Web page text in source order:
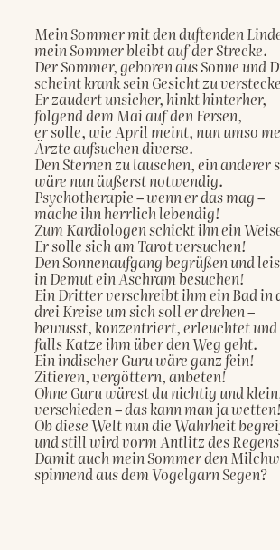
Mein Sommer mit den duftenden
mein Sommer bleibt auf der Strecke.
Der Sommer, geboren aus Sonne und
scheint krank sein Gesicht zu
Er zaudert unsicher, hinkt hinterher,
folgend dem Mai auf den Fersen,
er solle, wie April meint, nun umso
Ärzte aufsuchen diverse.
Den Sternen zu lauschen, ein anderer
wäre nun äußerst notwendig.
Psychotherapie – wenn er das mag –
mache ihn herrlich lebendig!
Zum Kardiologen schickt ihn ein
Er solle sich am Tarot versuchen!
Den Sonnenaufgang begrüßen und
in Demut ein Aschram besuchen!
Ein Dritter verschreibt ihm ein Bad in
drei Kreise um sich soll er drehen –
bewusst, konzentriert, erleuchtet und
falls Katze ihm über den Weg geht.
Ein indischer Guru wäre ganz fein!
Zitieren, vergöttern, anbeten!
Ohne Guru wärest du nichtig und
verschieden – das kann man ja wetten!
Ob diese Welt nun die Wahrheit
und still wird vorm Antlitz des
Damit auch mein Sommer den
spinnend aus dem Vogelgarn Segen?